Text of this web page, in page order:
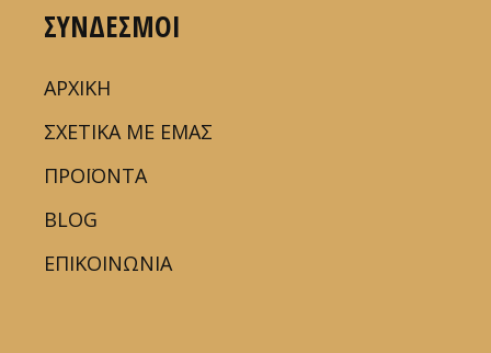
ΣΥΝΔΕΣΜΟΙ
ΑΡΧΙΚΗ
ΣΧΕΤΙΚΑ ΜΕ ΕΜΑΣ
ΠΡΟΪΟΝΤΑ
BLOG
ΕΠΙΚΟΙΝΩΝΙΑ